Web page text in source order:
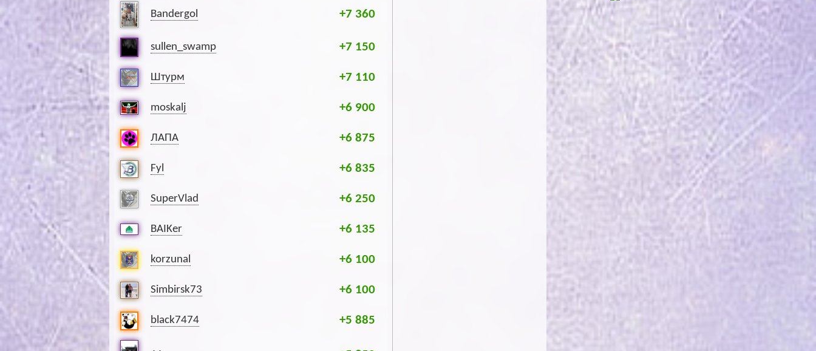
Bandergol +7 360
sullen_swamp +7 150
Штурм +7 110
moskalj +6 900
ЛАПА +6 875
Fyl +6 835
SuperVlad +6 250
BAIKer +6 135
korzunal +6 100
Simbirsk73 +6 100
black7474 +5 885